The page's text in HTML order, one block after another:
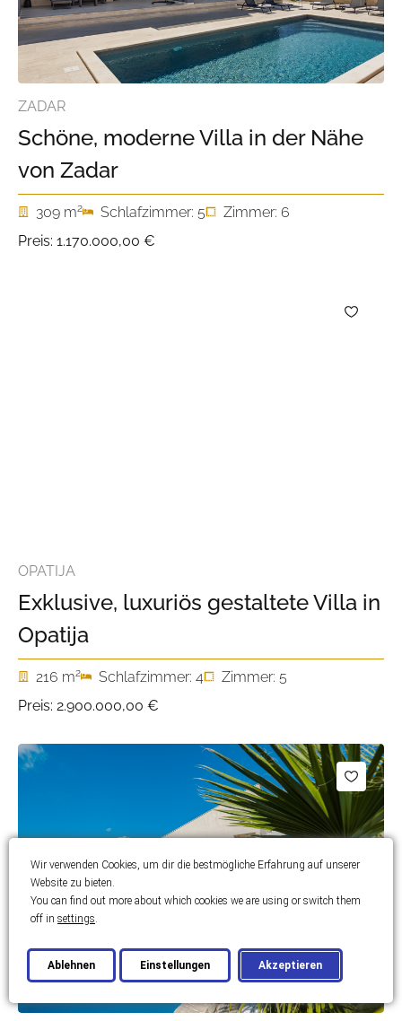
ZADAR
Schöne, moderne Villa in der Nähe
von Zadar
309 m2 Schlafzimmer: 5
Zimmer: 6
Preis: 1.170.000,00 €
OPATIJA
Exklusive, luxuriös gestaltete Villa in
Opatija
216 m2 Schlafzimmer: 4
Zimmer: 5
Preis: 2.900.000,00 €
Wir verwenden Cookies, um dir die bestmögliche Erfahrung auf unserer
Website zu bieten.
You can find out more about which cookies we are using or switch them
off in settings.
Akzeptieren
Ablehnen Einstellungen